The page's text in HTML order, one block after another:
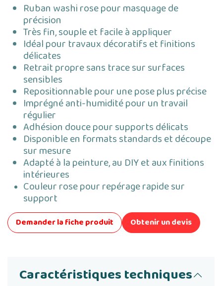
Ruban washi rose pour masquage de
précision
Très fin, souple et facile à appliquer
Idéal pour travaux décoratifs et finitions
délicates
Retrait propre sans trace sur surfaces
sensibles
Repositionnable pour une pose plus précise
Imprégné anti-humidité pour un travail
régulier
Adhésion douce pour supports délicats
Disponible en formats standards et découpe
sur mesure
Adapté à la peinture, au DIY et aux finitions
intérieures
Couleur rose pour repérage rapide sur
support
Demander la fiche produit Obtenir un devis
Caractéristiques techniques